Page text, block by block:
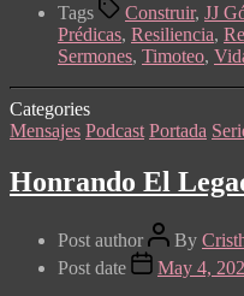
Tags Construir, JJ
Prédicas, Resiliencia,
Sermones, Timoteo,
Categories
Mensajes Podcast Portada
Honrando El
Post author By
Post date
May 4,